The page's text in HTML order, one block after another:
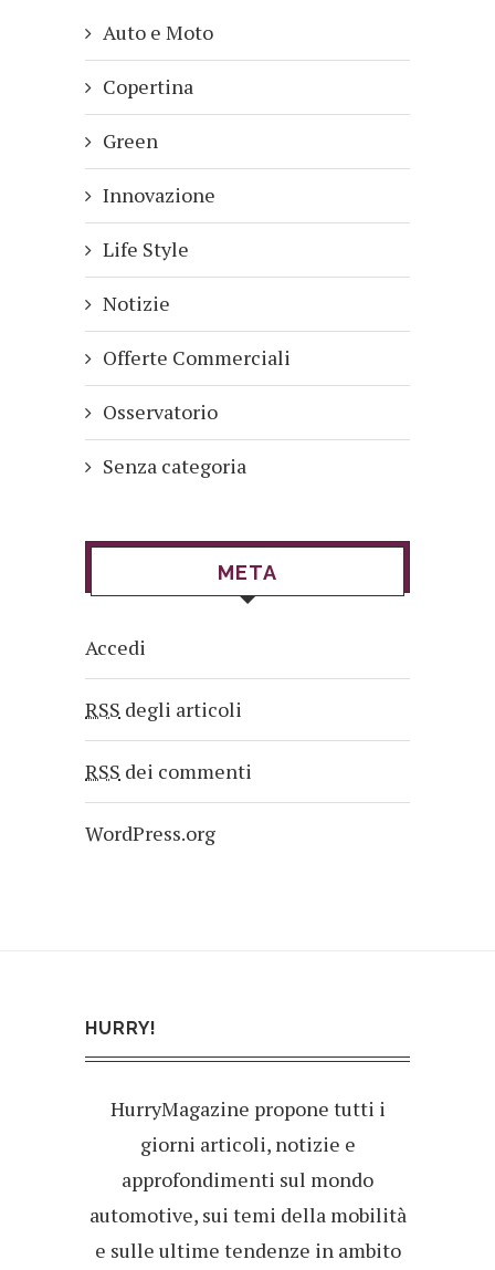
Auto e Moto
Copertina
Green
Innovazione
Life Style
Notizie
Offerte Commerciali
Osservatorio
Senza categoria
META
Accedi
RSS degli articoli
RSS dei commenti
WordPress.org
HURRY!
HurryMagazine propone tutti i
giorni articoli, notizie e
approfondimenti sul mondo
automotive, sui temi della mobilità
e sulle ultime tendenze in ambito